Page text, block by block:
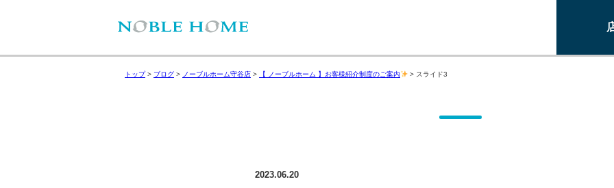
トップ> ブログ > ノーブルホーム守谷店 > 【 ノーブルホーム 】お客様紹介制度のご案内 > スライド3
2023.06.20